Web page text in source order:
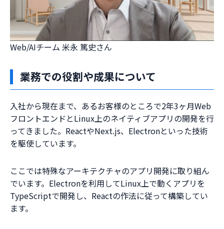
Web/AIチーム 米永 篤史さん
業務での役割や成果について
入社から現在まで、あるお客様のところで2年3ヶ月Web
フロントエンドとLinux上のネイティブアプリの開発を行
ってきました。ReactやNext.js、Electronといった技術
を駆使しています。
ここでは特殊なアーキテクチャのアプリ開発に取り組ん
でいます。Electronを利用してLinux上で動くアプリを
TypeScriptで開発し、Reactの作法に従って構築してい
ます。